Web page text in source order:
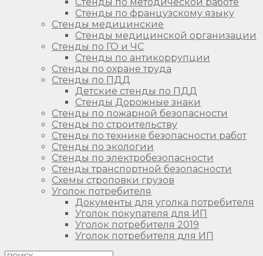
Стенды по французскому языку
Стенды медицинские
Стенды медицинской организации
Стенды по ГО и ЧС
Стенды по антикоррупции
Стенды по охране труда
Стенды по ПДД
Детские стенды по ПДД
Стенды Дорожные знаки
Стенды по пожарной безопасности
Стенды по строительству
Стенды по технике безопасности работ
Стенды по экологии
Стенды по электробезопасности
Стенды транспортной безопасности
Схемы строповки грузов
Уголок потребителя
Документы для уголка потребителя
Уголок покупателя для ИП
Уголок потребителя 2019
Уголок потребителя для ИП